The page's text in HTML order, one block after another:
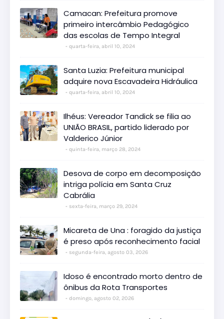
Camacan: Prefeitura promove
primeiro intercâmbio Pedagógico
das escolas de Tempo Integral
quarta-feira, abril 10, 2024
Santa Luzia: Prefeitura municipal
adquire nova Escavadeira Hidráulica
quarta-feira, abril 10, 2024
Ilhéus: Vereador Tandick se filia ao
UNIÃO BRASIL, partido liderado por
Valderico Júnior
quinta-feira, março 28, 2024
Desova de corpo em decomposição
intriga polícia em Santa Cruz
Cabrália
sexta-feira, março 29, 2024
Micareta de Una : foragido da justiça
é preso após reconhecimento facial
segunda-feira, agosto 03, 2026
Idoso é encontrado morto dentro de
ônibus da Rota Transportes
domingo, agosto 02, 2026